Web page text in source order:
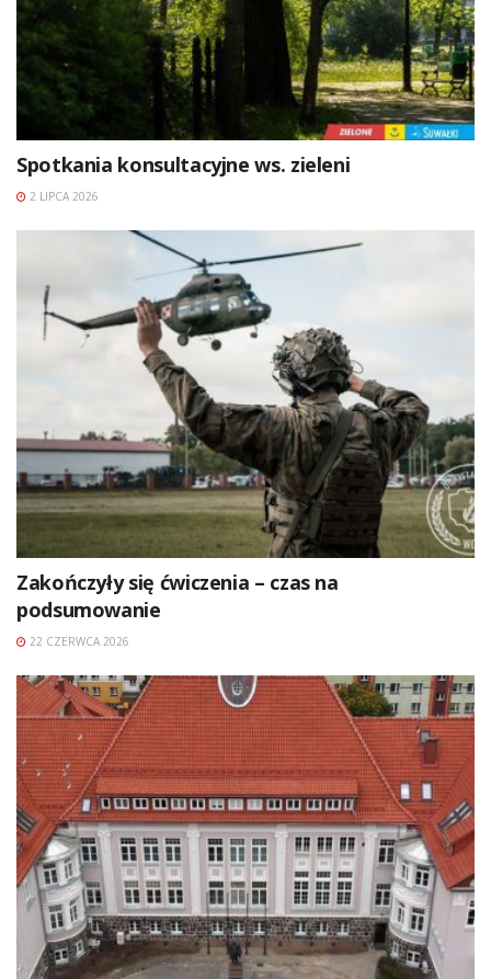
Spotkania konsultacyjne ws. zieleni
2 LIPCA 2026
Zakończyły się ćwiczenia – czas na
podsumowanie
22 CZERWCA 2026